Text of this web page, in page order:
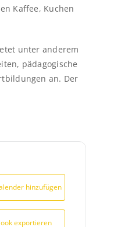
Kaffee, Kuchen
unter anderem
pädagogische
an. Der
hinzufügen
exportieren